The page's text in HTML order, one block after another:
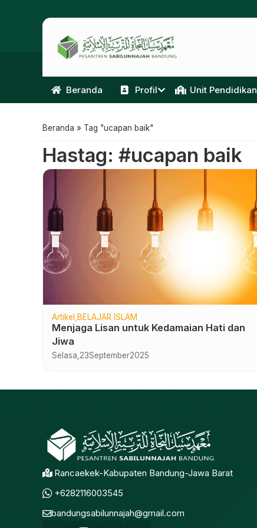
Beranda Profil Unit Pendidikan
Beranda » Tag "ucapan baik"
Hastag: #ucapan baik
Artikel BELAJAR ISLAM
Menjaga Lisan untuk Kedamaian Hati dan
Jiwa
Selasa, 23September2025
Rancaekek-Kabupaten Bandung-Jawa Barat
+6282116003545
bandungsabilunnajah@gmail.com